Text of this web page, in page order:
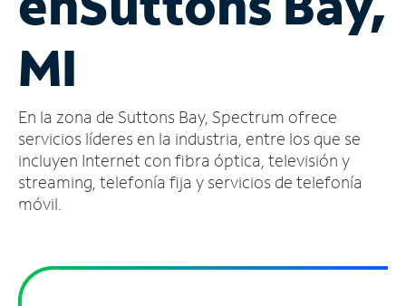
cuenta
Encuentra
tienda
MI
En la zona de Suttons Bay, Spectrum ofrece
servicios líderes en la industria, entre los que se
incluyen Internet con fibra óptica, televisión y
streaming, telefonía fija y servicios de telefonía
móvil.